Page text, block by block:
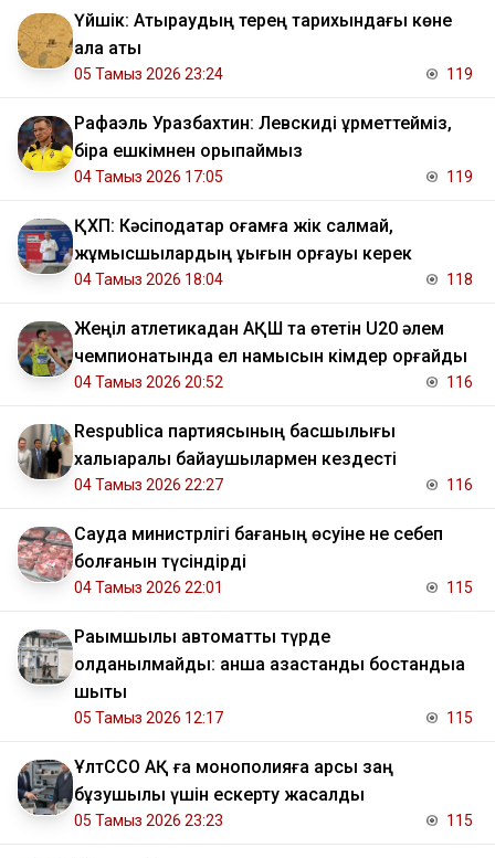
Үйшік: Атыраудың терең тарихындағы көне
қала аты
05 Тамыз 2026 23:24 119
Рафаэль Уразбахтин: Левскиді құрметтейміз,
бірақ ешкімнен қорықпаймыз
04 Тамыз 2026 17:05 119
ҚХП: Кәсіподақтар қоғамға жік салмай,
жұмысшылардың құқығын қорғауы керек
04 Тамыз 2026 18:04 118
Жеңіл атлетикадан АҚШ та өтетін U20 әлем
чемпионатында ел намысын кімдер қорғайды
04 Тамыз 2026 20:52 116
Respublica партиясының басшылығы
халықаралық байқаушылармен кездесті
04 Тамыз 2026 22:27 116
Сауда министрлігі бағаның өсуіне не себеп
болғанын түсіндірді
04 Тамыз 2026 22:01 115
Рақымшылық автоматты түрде
қолданылмайды: қанша қазақстандық бостандыққа
шықты
05 Тамыз 2026 12:17 115
ҰлтССО АҚ ға монополияға қарсы заң
бұзушылық үшін ескерту жасалды
05 Тамыз 2026 23:23 115